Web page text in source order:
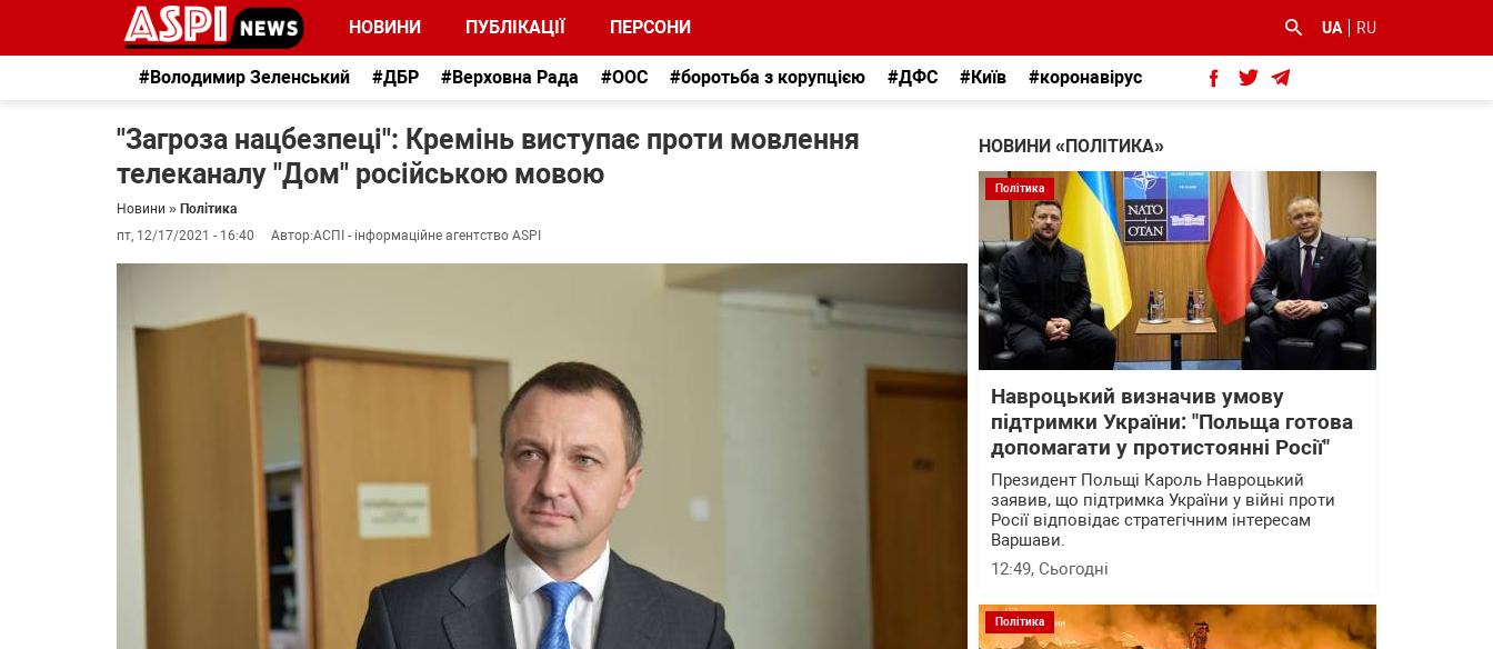
НОВИНИ ПУБЛІКАЦІЇ ПЕРСОНИ UA RU
#Володимир Зеленський #ДБР #Верховна Рада #ООС #боротьба з корупцією #ДФС #Київ #коронавірус
"Загроза нацбезпеці": Кремінь виступає проти мовлення
телеканалу "Дом" російською мовою
Новини » Політика
пт, 12/17/2021 - 16:40
Автор:АСПІ - інформаційне агентство ASPI
НОВИНИ «ПОЛІТИКА»
Політика
Навроцький визначив умову
підтримки України: "Польща готова
допомагати у протистоянні Росії"
Президент Польщі Кароль Навроцький
заявив, що підтримка України у війні проти
Росії відповідає стратегічним інтересам
Варшави.
12:49, Сьогодні
Політика